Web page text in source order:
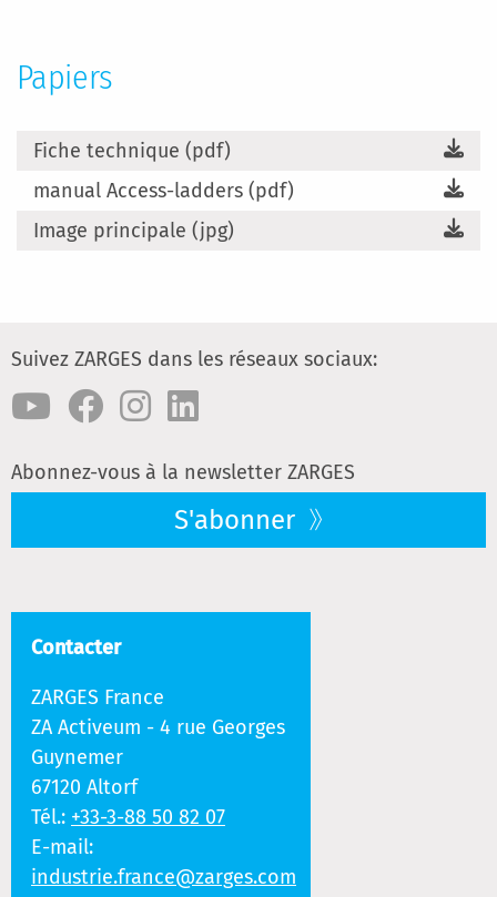
Papiers
Fiche technique (pdf)
manual Access-ladders (pdf)
Image principale (jpg)
Suivez ZARGES dans les réseaux sociaux:
Abonnez-vous à la newsletter ZARGES
S'abonner
Contacter
ZARGES France
ZA Activeum - 4 rue Georges
Guynemer
67120 Altorf
Tél.: +33-3-88 50 82 07
E-mail:
industrie.france@zarges.com